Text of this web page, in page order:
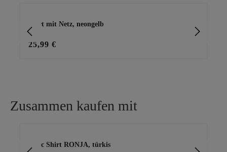
Shirt mit Netz, neongelb
25,99 €
Zusammen kaufen mit
Basic Shirt RONJA, türkis